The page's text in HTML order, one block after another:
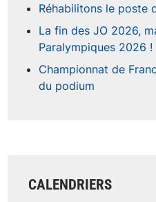
Réhabilitons le poste
La fin des JO 2026,
Paralympiques 2026 !
Championnat de
du podium
CALENDRIERS